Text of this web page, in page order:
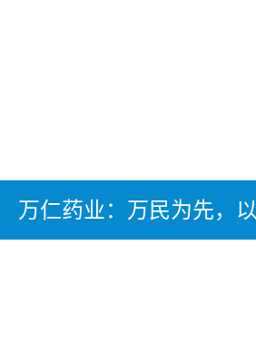
万仁药业：万民为先，以